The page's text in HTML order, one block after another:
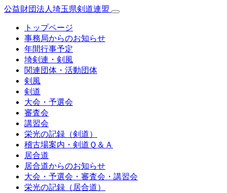
公益財団法人埼玉県剣道連盟
トップページ
事務局からのお知らせ
年間行事予定
埼剣連・剣風
関連団体・活動団体
剣風
剣道
大会・予選会
審査会
講習会
栄光の記録（剣道）
稽古場案内・剣道Ｑ＆Ａ
居合道
居合道からのお知らせ
大会・予選会・審査会・講習会
栄光の記録（居合道）